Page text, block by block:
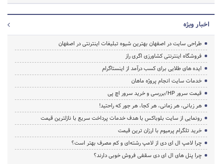
اخبار ویژه
طراحی سایت در اصفهان بهترین شیوه تبلیغات اینترنتی در اصفهان
فروشگاه اینترنتی کشاورزی اگری راز
ایده های طلایی برای کسب درآمد از اینستاگرام
خدمات سایت انجام پروژه ماهان
قیمت سرور HP/بررسی و خرید سرور اچ پی
هر زبانی، هر زمانی، هر کجا، هر جور که راحتید!
رونمایی از سایت بلوباکس با هدف خدمات پرداخت سریع با نازلترین قیمت
خرید تلگرام پرمیوم با ارزان ترین قیمت
چرا لامپ ال ای دی از لامپ رشته‌ای و کم مصرف بهتر است؟
چرا پنل های ال ای دی سقفی فروش خوبی دارند؟